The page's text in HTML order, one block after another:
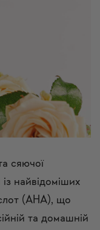
сяючої
найвідоміших
(AHA), що
та домашній